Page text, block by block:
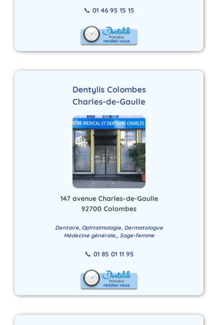
📞 01 46 95 15 15
Dentylis Colombes
Charles-de-Gaulle
147 avenue Charles-de-Gaulle
92700 Colombes
Dentaire, Ophtalmologie, Dermatologue
Médecine générale,, Sage-femme
📞 01 85 01 11 95